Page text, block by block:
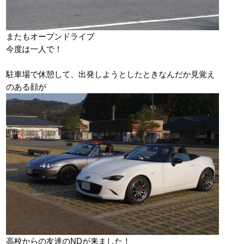
またもオープンドライブ
今度は一人で！
駐車場で休憩して、出発しようとしたときなんだか見覚え
のある顔が
高校からの友達のNDが来ました！